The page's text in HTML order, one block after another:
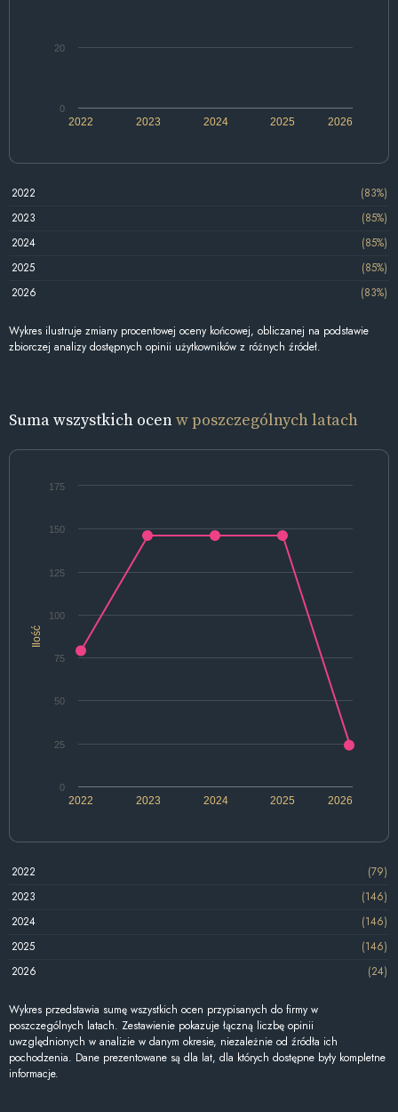
2022 2024 2026
2023 2025
0
20
2022
(83%)
2023
(85%)
2024
(85%)
2025
(85%)
2026
(83%)
Wykres ilustruje zmiany procentowej oceny końcowej, obliczanej na podstawie
zbiorczej analizy dostępnych opinii użytkowników z różnych źródeł.
Suma wszystkich ocenw poszczególnych latach
Ilość
2022 2024 2026
2023 2025
0
25
50
75
100
125
150
175
2022
(79)
2023
(146)
2024
(146)
2025
(146)
2026
(24)
Wykres przedstawia sumę wszystkich ocen przypisanych do firmy w
poszczególnych latach. Zestawienie pokazuje łączną liczbę opinii
uwzględnionych w analizie w danym okresie, niezależnie od źródła ich
pochodzenia. Dane prezentowane są dla lat, dla których dostępne były kompletne
informacje.